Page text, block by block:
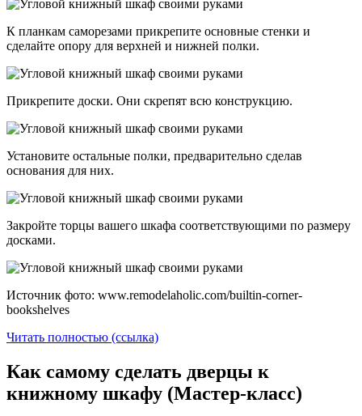
К планкам саморезами прикрепите основные стенки и
сделайте опору для верхней и нижней полки.
Прикрепите доски. Они скрепят всю конструкцию.
Установите остальные полки, предварительно сделав
основания для них.
Закройте торцы вашего шкафа соответствующими по размеру
досками.
Источник фото: www.remodelaholic.com/builtin-corner-
bookshelves
Читать полностью (ссылка)
Как самому сделать дверцы к
книжному шкафу (Мастер-класс)